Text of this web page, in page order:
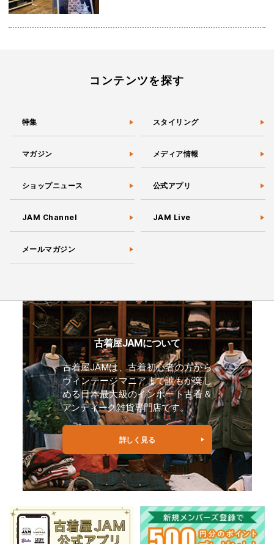
コンテンツを探す
特集 スタイリング
マガジン メディア情報
ショップニュース 公式アプリ
JAM Channel JAM Live
メールマガジン
古着屋JAMについて
古着屋JAMは、古着初心者の方から
ヴィンテージマニアまで誰もが楽し
める日本最大級のインポート古着＆
アンティーク雑貨専門店です。
詳しく見る